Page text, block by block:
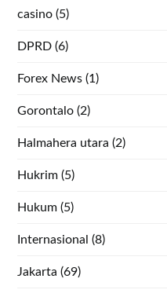
casino (5)
DPRD (6)
Forex News (1)
Gorontalo (2)
Halmahera utara (2)
Hukrim (5)
Hukum (5)
Internasional (8)
Jakarta (69)